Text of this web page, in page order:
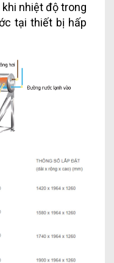
nhiệt độ trong
tại thiết bị hấp